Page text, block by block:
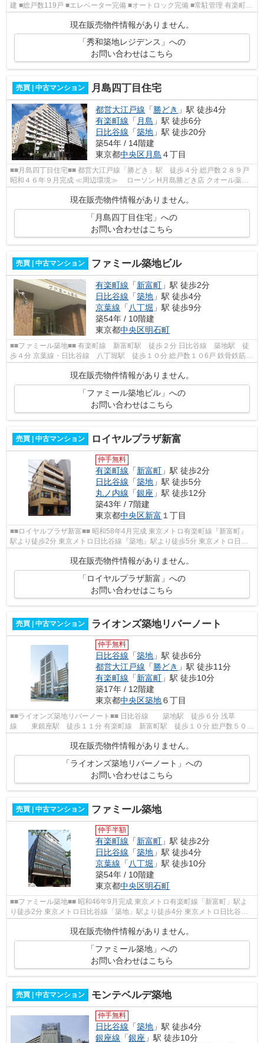
建 ■総戸数119戸 ■エレベーター完備 ■オートロック完備 ■常駐管理 有楽町線
『新富町』駅より徒歩1分 日比谷...
現在販売物件情報がありません。
「秀和築地レジデンス」への
お問い合わせはこちら
売買 | 中古マンション 月島四丁目住宅
都営大江戸線 「 勝どき 」駅 徒歩4分
有楽町線 「 月島 」駅 徒歩6分
日比谷線 「築地 」駅 徒歩20分
築54年 / 14階建
東京都中央区月島 ４丁目
■■月島四丁目住宅■■ 都営大江戸線「勝どき」駅 徒歩４分 総戸数２８９戸
昭和４６年９月完成 ≪周辺環境≫ ローソン H月島勝どき店 クオール薬局
現在販売物件情報がありません。
「月島四丁目住宅」への
お問い合わせはこちら
売買 | 中古マンション ファミール築地ビル
有楽町線 「新富町 」駅 徒歩2分
日比谷線 「築地 」駅 徒歩4分
京葉線 「八丁堀 」駅 徒歩9分
築54年 / 10階建
東京都中央区明石町
■■ファミール築地■■ 有楽町線 新富町駅 徒歩２分 日比谷線 築地駅 徒
歩４分 京葉線・日比谷線 八丁堀駅 徒歩１０分 総戸数１０6戸 鉄骨鉄筋コ
現在販売物件情報がありません。
「ファミール築地ビル」への
お問い合わせはこちら
売買 | 中古マンション ロイヤルプラザ新富
仲手無料
有楽町線 「新富町 」駅 徒歩2分
日比谷線 「築地 」駅 徒歩5分
丸ノ内線 「銀座 」駅 徒歩12分
築43年 / 7階建
東京都中央区新富 １丁目
■■ロイヤルプラザ新富■■ 昭和58年4月完成 東京メトロ有楽町線『新富町』
駅より徒歩2分 東京メトロ日比谷線『築地』駅より徒歩5分 東京メトロ日比
谷線・銀座線・丸ノ内線『銀座』駅よ...
現在販売物件情報がありません。
「ロイヤルプラザ新富」への
お問い合わせはこちら
売買 | 中古マンション ライオンズ築地リバーノート
仲手無料
日比谷線 「築地 」駅 徒歩6分
都営大江戸線 「勝どき 」駅 徒歩11分
有楽町線 「新富町 」駅 徒歩10分
築17年 / 12階建
東京都中央区築地６丁目
■■ライオンズ築地リバーノート■■ 日比谷線 築地駅 徒歩６分 浅草
線 東銀座駅 徒歩１１分 有楽町線 新富町駅 徒歩１０分 総戸数５０戸
現在販売物件情報がありません。
「ライオンズ築地リバーノート」への
お問い合わせはこちら
売買 | 中古マンション ファミール築地
仲手半額
有楽町線 「新富町 」駅 徒歩2分
日比谷線 「築地 」駅 徒歩4分
京葉線 「 八丁堀 」駅 徒歩10分
築54年 / 10階建
東京都中央区明石町
■■ファミール築地■■ 昭和46年9月完成 東京メトロ有楽町線「新富町」駅よ
り徒歩2分 東京メトロ日比谷線「築地」駅より徒歩4分 東京メトロ日比谷
線・JR京葉線「八丁堀」駅より徒歩10分...
現在販売物件情報がありません。
「ファミール築地」への
お問い合わせはこちら
売買 | 中古マンション モンテベルデ築地
仲手無料
日比谷線 「築地 」駅 徒歩4分
銀座線 「銀座 」駅 徒歩10分